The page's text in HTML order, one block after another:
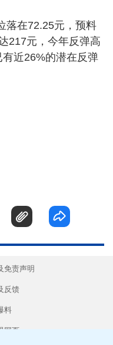
在72.25元，预料
217元，今年反弹高
近26%的潜在反弹
免责声明
反馈
料
网页